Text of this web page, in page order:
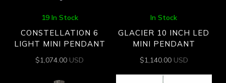
19 In Stock
CONSTELLATION 6
LIGHT MINI PENDANT
$1,074.00 USD
In Stock
GLACIER 10 INCH LED
MINI PENDANT
$1,140.00 USD